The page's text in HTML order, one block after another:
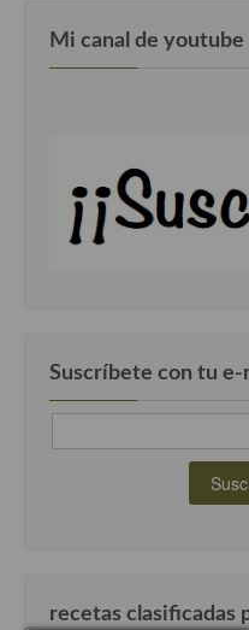
Bocadillos, hamburguesas,
Entrantes
Arroces Y fideuás
Legumbres y cereales
Mi canal de youtube
Suscríbete con tu e-
recetas clasificadas